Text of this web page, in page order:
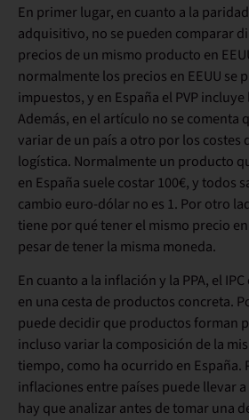
En primer lugar, en cuanto a la
adquisitivo, no se pueden comparar
precios de un mismo producto en
normalmente los precios en EEUU se
impuestos, y en España el PVP
Además, en el artículo no se comenta
variar de un país a otro por los costes
logística. Normalmente un producto
en España suele costar 100€, y todos
cambio euro-dólar no es 1. Por otro
tiene por qué tener el mismo precio
pesar de tener la misma moneda.
En cuanto a la inflación y la PPA, el
en una cesta de productos concreta.
puede decidir que productos forman
incluso variar la composición de la
tiempo, como ha ocurrido en España.
inflaciones entre países puede llevar
hay que analizar antes de tomar una